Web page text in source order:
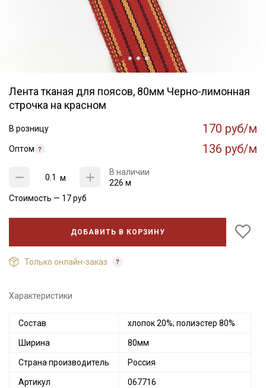
Лента тканая для поясов, 80мм Черно-лимонная
строчка на красном
В розницу 170 руб/м
Оптом 136 руб/м
м
В наличии
226 м
Стоимость — 17руб
ДОБАВИТЬ В КОРЗИНУ
Только онлайн-заказ
Характеристики
Состав хлопок 20%; полиэстер 80%
Ширина 80мм
Страна производитель Россия
Артикул 067716